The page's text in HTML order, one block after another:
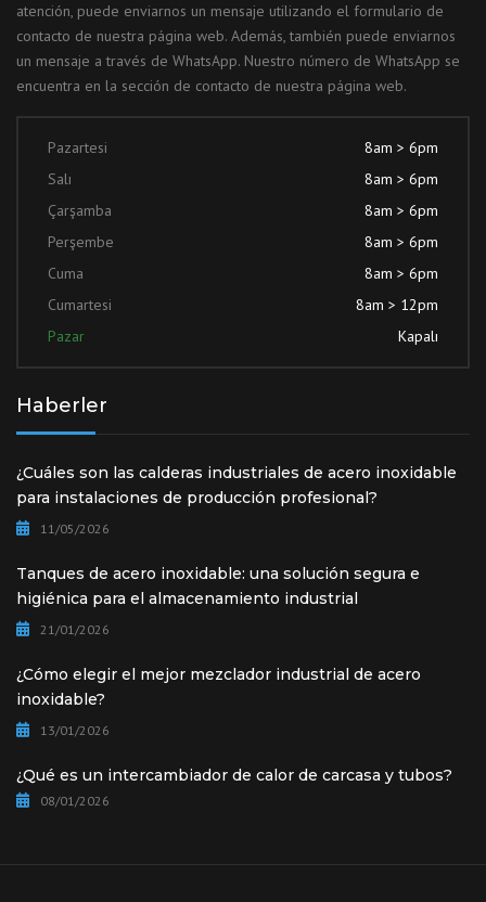
atención, puede enviarnos un mensaje utilizando el formulario de
contacto de nuestra página web. Además, también puede enviarnos
un mensaje a través de WhatsApp. Nuestro número de WhatsApp se
encuentra en la sección de contacto de nuestra página web.
Pazartesi
8am > 6pm
Salı
8am > 6pm
Çarşamba
8am > 6pm
Perşembe
8am > 6pm
Cuma
8am > 6pm
Cumartesi
8am > 12pm
Pazar
Kapalı
Haberler
¿Cuáles son las calderas industriales de acero inoxidable
para instalaciones de producción profesional?
11/05/2026
Tanques de acero inoxidable: una solución segura e
higiénica para el almacenamiento industrial
21/01/2026
¿Cómo elegir el mejor mezclador industrial de acero
inoxidable?
13/01/2026
¿Qué es un intercambiador de calor de carcasa y tubos?
08/01/2026